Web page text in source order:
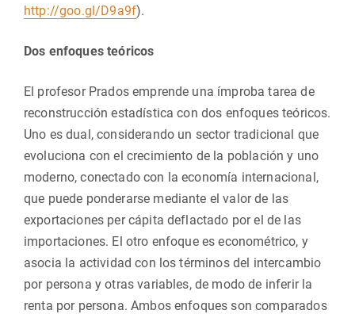
http://goo.gl/D9a9f).
Dos enfoques teóricos
El profesor Prados emprende una ímproba tarea de
reconstrucción estadística con dos enfoques teóricos.
Uno es dual, considerando un sector tradicional que
evoluciona con el crecimiento de la población y uno
moderno, conectado con la economía internacional,
que puede ponderarse mediante el valor de las
exportaciones per cápita deflactado por el de las
importaciones. El otro enfoque es econométrico, y
asocia la actividad con los términos del intercambio
por persona y otras variables, de modo de inferir la
renta por persona. Ambos enfoques son comparados